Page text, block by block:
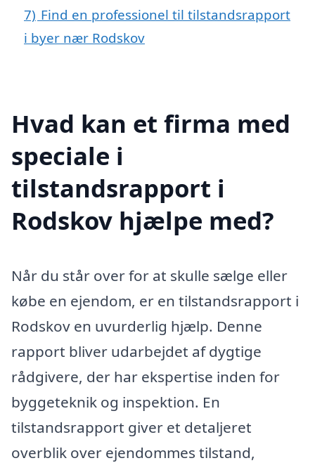
7) Find en professionel til tilstandsrapport
i byer nær Rodskov
Hvad kan et firma med
speciale i
tilstandsrapport i
Rodskov hjælpe med?
Når du står over for at skulle sælge eller
købe en ejendom, er en tilstandsrapport i
Rodskov en uvurderlig hjælp. Denne
rapport bliver udarbejdet af dygtige
rådgivere, der har ekspertise inden for
byggeteknik og inspektion. En
tilstandsrapport giver et detaljeret
overblik over ejendommes tilstand,